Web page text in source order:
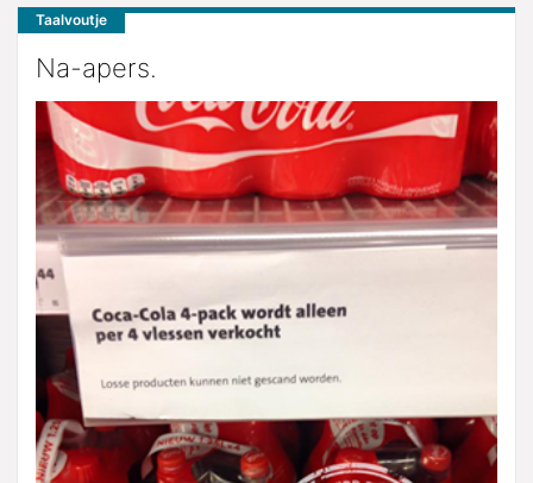
Taalvoutje
Na-apers.